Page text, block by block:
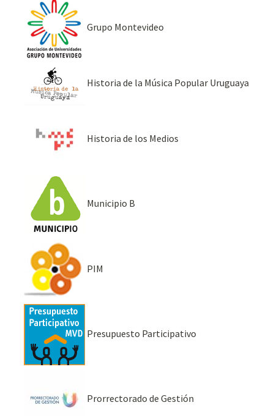
Grupo Montevideo
Historia de la Música Popular Uruguaya
Historia de los Medios
Municipio B
PIM
Presupuesto Participativo
Prorrectorado de Gestión